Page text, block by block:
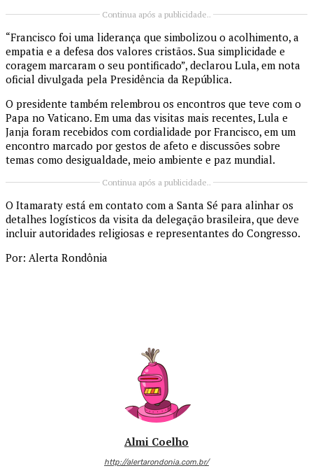
Continua após a publicidade..
“Francisco foi uma liderança que simbolizou o acolhimento, a
empatia e a defesa dos valores cristãos. Sua simplicidade e
coragem marcaram o seu pontificado”, declarou Lula, em nota
oficial divulgada pela Presidência da República.
O presidente também relembrou os encontros que teve com o
Papa no Vaticano. Em uma das visitas mais recentes, Lula e
Janja foram recebidos com cordialidade por Francisco, em um
encontro marcado por gestos de afeto e discussões sobre
temas como desigualdade, meio ambiente e paz mundial.
Continua após a publicidade..
O Itamaraty está em contato com a Santa Sé para alinhar os
detalhes logísticos da visita da delegação brasileira, que deve
incluir autoridades religiosas e representantes do Congresso.
Por: Alerta Rondônia
Almi Coelho
http://alertarondonia.com.br/